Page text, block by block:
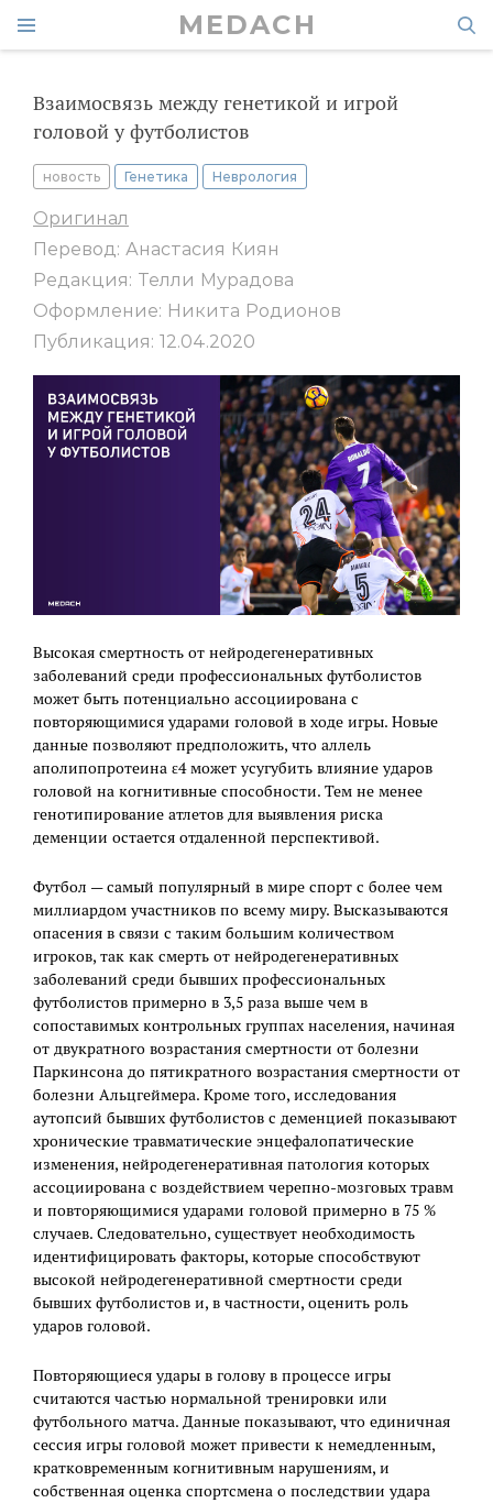
MEDACH
Взаимосвязь между генетикой и игрой
головой у футболистов
новость Генетика Неврология
Оригинал
Перевод: Анастасия Киян
Редакция: Телли Мурадова
Оформление: Никита Родионов
Публикация: 12.04.2020
Высокая смертность от нейродегенеративных
заболеваний среди профессиональных футболистов
может быть потенциально ассоциирована с
повторяющимися ударами головой в ходе игры. Новые
данные позволяют предположить, что аллель
аполипопротеина ε4 может усугубить влияние ударов
головой на когнитивные способности. Тем не менее
генотипирование атлетов для выявления риска
деменции остается отдаленной перспективой.
Футбол — самый популярный в мире спорт с более чем
миллиардом участников по всему миру. Высказываются
опасения в связи с таким большим количеством
игроков, так как смерть от нейродегенеративных
заболеваний среди бывших профессиональных
футболистов примерно в 3,5 раза выше чем в
сопоставимых контрольных группах населения, начиная
от двукратного возрастания смертности от болезни
Паркинсона до пятикратного возрастания смертности от
болезни Альцгеймера. Кроме того, исследования
аутопсий бывших футболистов с деменцией показывают
хронические травматические энцефалопатические
изменения, нейродегенеративная патология которых
ассоциирована с воздействием черепно-мозговых травм
и повторяющимися ударами головой примерно в 75 %
случаев. Следовательно, существует необходимость
идентифицировать факторы, которые способствуют
высокой нейродегенеративной смертности среди
бывших футболистов и, в частности, оценить роль
ударов головой.
Повторяющиеся удары в голову в процессе игры
считаются частью нормальной тренировки или
футбольного матча. Данные показывают, что единичная
сессия игры головой может привести к немедленным,
кратковременным когнитивным нарушениям, и
собственная оценка спортсмена о последствии удара